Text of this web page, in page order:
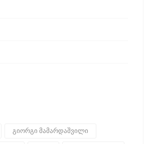
გიორგი მამარდაშვილი